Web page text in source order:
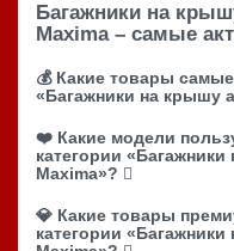
Багажники на
Maxima – самые
💰 Какие товары
«Багажники на крышу
❤️ Какие модели
категории
Maxima»?
💎 Какие товары
категории